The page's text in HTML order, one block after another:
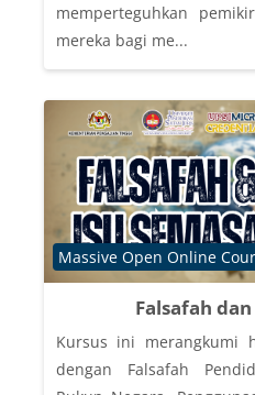
memperteguhkan
mereka bagi me...
Falsafah
Course category
Massive Open Online
Kursus ini merangkumi
dengan Falsafah